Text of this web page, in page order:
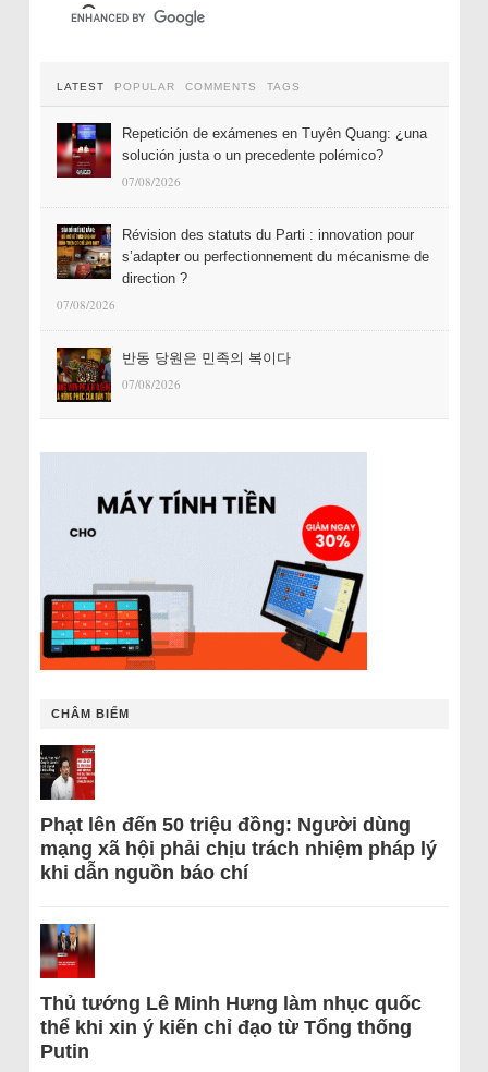
LATEST POPULAR COMMENTS TAGS
Repetición de exámenes en Tuyên Quang: ¿una
solución justa o un precedente polémico?
07/08/2026
Révision des statuts du Parti : innovation pour
s’adapter ou perfectionnement du mécanisme de
direction ?
07/08/2026
반동 당원은 민족의 복이다
07/08/2026
CHÂM BIẾM
Phạt lên đến 50 triệu đồng: Người dùng
mạng xã hội phải chịu trách nhiệm pháp lý
khi dẫn nguồn báo chí
Thủ tướng Lê Minh Hưng làm nhục quốc
thể khi xin ý kiến chỉ đạo từ Tổng thống
Putin